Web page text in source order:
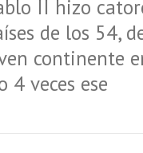
II hizo
de los 54,
continente
4 veces ese